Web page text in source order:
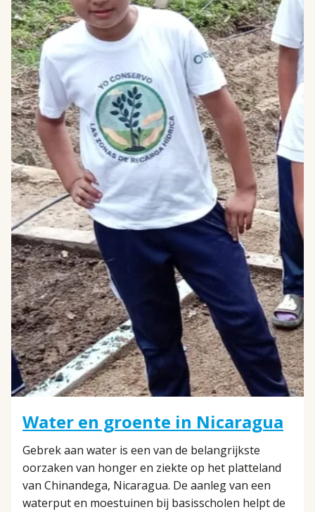
Water en groente in Nicaragua
Gebrek aan water is een van de belangrijkste
oorzaken van honger en ziekte op het platteland
van Chinandega, Nicaragua. De aanleg van een
waterput en moestuinen bij basisscholen helpt de